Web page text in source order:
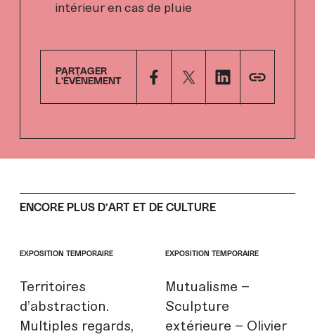
intérieur en cas de pluie
PARTAGER
L’ÉVÉNEMENT
ENCORE PLUS D’ART ET DE CULTURE
EXPOSITION TEMPORAIRE
Territoires
d’abstraction.
Multiples regards,
EXPOSITION TEMPORAIRE
Mutualisme –
Sculpture
extérieure – Olivier